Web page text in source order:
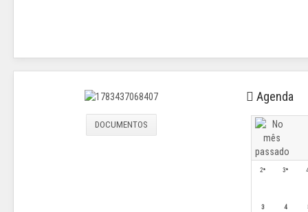
DOCUMENTOS
Agenda
2ª 3ª
3 4